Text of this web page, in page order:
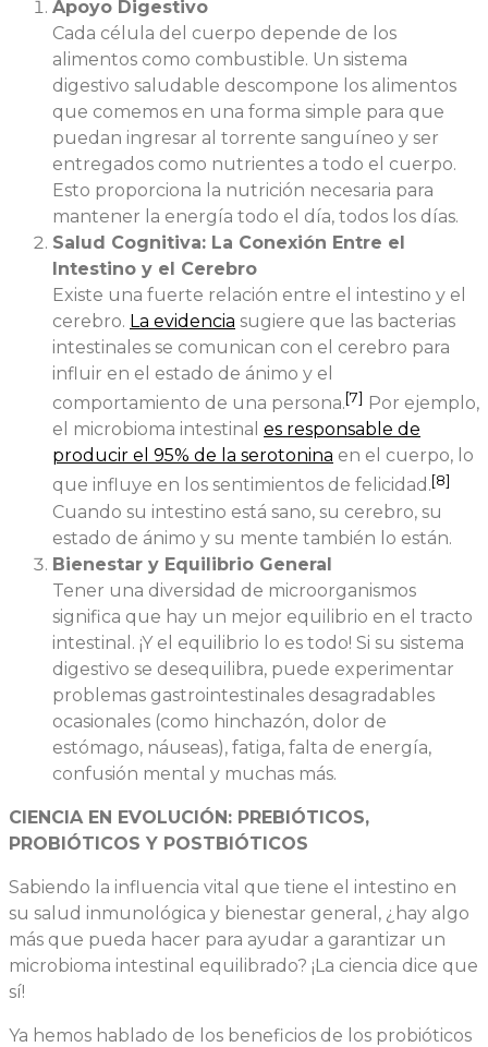
Apoyo Digestivo
Cada célula del cuerpo depende de los
alimentos como combustible. Un sistema
digestivo saludable descompone los alimentos
que comemos en una forma simple para que
puedan ingresar al torrente sanguíneo y ser
entregados como nutrientes a todo el cuerpo.
Esto proporciona la nutrición necesaria para
mantener la energía todo el día, todos los días.
Salud Cognitiva: La Conexión Entre el
Intestino y el Cerebro
Existe una fuerte relación entre el intestino y el
cerebro. La evidencia sugiere que las bacterias
intestinales se comunican con el cerebro para
influir en el estado de ánimo y el
comportamiento de una persona.[7] Por ejemplo,
el microbioma intestinal es responsable de
producir el 95% de la serotonina en el cuerpo, lo
que influye en los sentimientos de felicidad.[8]
Cuando su intestino está sano, su cerebro, su
estado de ánimo y su mente también lo están.
Bienestar y Equilibrio General
Tener una diversidad de microorganismos
significa que hay un mejor equilibrio en el tracto
intestinal. ¡Y el equilibrio lo es todo! Si su sistema
digestivo se desequilibra, puede experimentar
problemas gastrointestinales desagradables
ocasionales (como hinchazón, dolor de
estómago, náuseas), fatiga, falta de energía,
confusión mental y muchas más.
CIENCIA EN EVOLUCIÓN: PREBIÓTICOS,
PROBIÓTICOS Y POSTBIÓTICOS
Sabiendo la influencia vital que tiene el intestino en
su salud inmunológica y bienestar general, ¿hay algo
más que pueda hacer para ayudar a garantizar un
microbioma intestinal equilibrado? ¡La ciencia dice que
sí!
Ya hemos hablado de los beneficios de los probióticos